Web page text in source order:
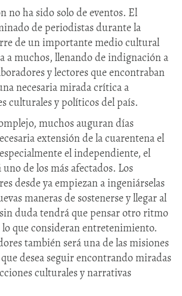
no ha sido solo de eventos. El
de periodistas durante la
de un importante medio cultural
a muchos, llenando de indignación a
y lectores que encontraban
necesaria mirada crítica a
culturales y políticos del país.
muchos auguran días
extensión de la cuarentena el
el independiente, el
de los más afectados. Los
desde ya empiezan a ingeniárselas
maneras de sostenerse y llegar al
duda tendrá que pensar otro ritmo
lo que consideran entretenimiento.
también será una de las misiones
desea seguir encontrando miradas
culturales y narrativas